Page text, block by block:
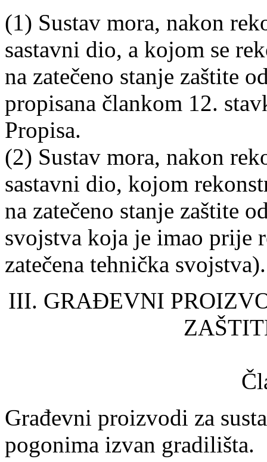
(1) Sustav mora, nakon
sastavni dio, a kojom se
na zatečeno stanje zaštite
propisana člankom 12.
Propisa.
(2) Sustav mora, nakon
sastavni dio, kojom
na zatečeno stanje zaštite
svojstva koja je imao prije
zatečena tehnička svojstva).
III. GRAĐEVNI
Građevni proizvodi za
pogonima izvan gradilišta.